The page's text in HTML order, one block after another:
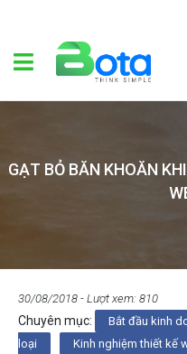
GẠT BỎ BĂN KHOĂN
30/08/2018 - Lượt xem: 810
Chuyên mục: Bắt đầu kinh
loại
Kinh nghiệm thiết kế